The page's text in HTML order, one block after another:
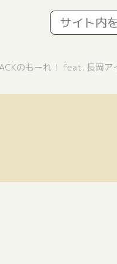
のもーれ！ feat. 長岡ア